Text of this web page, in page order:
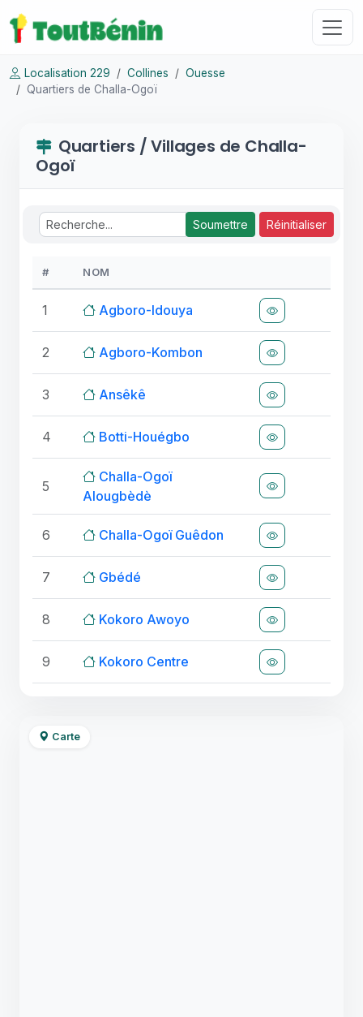
Localisation 229 Collines
Ouesse
Quartiers de Challa-Ogoï
Quartiers / Villages de Challa-
Ogoï
Soumettre Réinitialiser
# NOM
1 Agboro-Idouya
2 Agboro-Kombon
3 Ansêkê
4 Botti-Houégbo
5
Challa-Ogoï
Alougbèdè
6 Challa-Ogoï Guêdon
7 Gbédé
8 Kokoro Awoyo
9 Kokoro Centre
Carte